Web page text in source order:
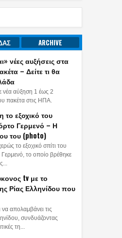
ARCHIVE
νέες αυξήσεις στα
– Δείτε τι θα
νέα αύξηση 1 έως 2
πακέτα στις ΗΠΑ.
το εξοχικό του
Γερμενό – Η
του (photo)
το εξοχικό σπίτι του
το οποίο βρέθηκε
tv με το
Ρίας Ελληνίδου που
απολαμβάνει τις
συνδυάζοντας
τη...